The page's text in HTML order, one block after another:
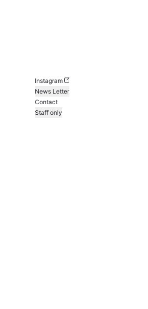
Instagram
News Letter
Contact
Staff only